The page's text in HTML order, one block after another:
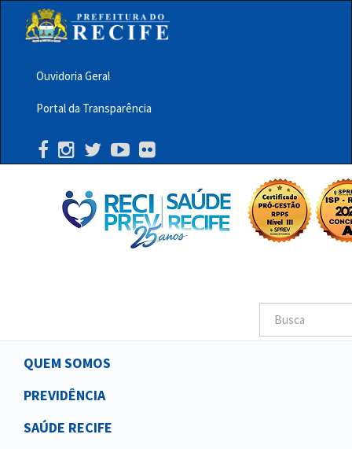
principalMenu
Barra
Topo
PCR
Ouvidoria Geral
Portal da Transparência
Buscar
Main
navigation
QUEM SOMOS
PREVIDÊNCIA
SAÚDE RECIFE